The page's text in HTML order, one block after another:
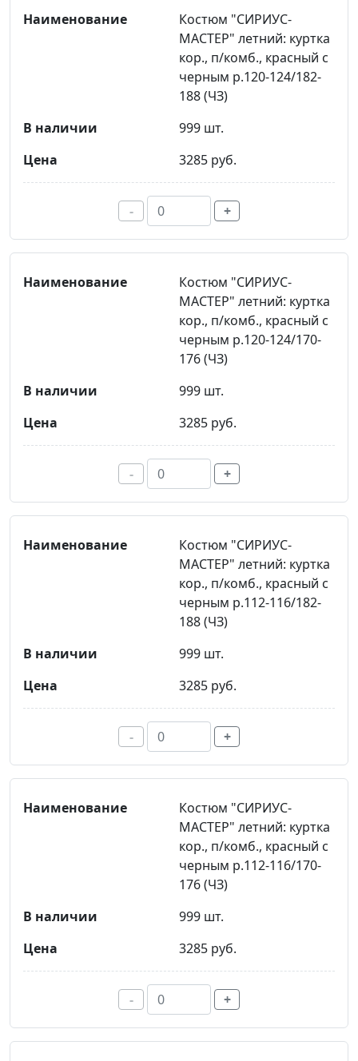
Костюм "СИРИУС-
МАСТЕР" летний: куртка
кор., п/комб., красный с
черным р.120-124/182-
188 (ЧЗ)
999 шт.
3285 руб.
- +
Костюм "СИРИУС-
МАСТЕР" летний: куртка
кор., п/комб., красный с
черным р.120-124/170-
176 (ЧЗ)
999 шт.
3285 руб.
- +
Костюм "СИРИУС-
МАСТЕР" летний: куртка
кор., п/комб., красный с
черным р.112-116/182-
188 (ЧЗ)
999 шт.
3285 руб.
- +
Костюм "СИРИУС-
МАСТЕР" летний: куртка
кор., п/комб., красный с
черным р.112-116/170-
176 (ЧЗ)
999 шт.
3285 руб.
- +